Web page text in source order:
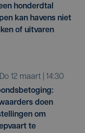
honderdtal
kan havens niet
of uitvaren
do 12 maart | 14:30
doen
om
te